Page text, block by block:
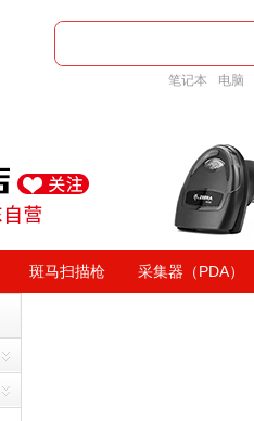
笔记本 电脑
斑马扫描枪 采集器（PDA）